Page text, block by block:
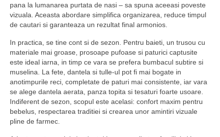
pana la lumanarea purtata de nasi – sa spuna aceeasi poveste
vizuala. Aceasta abordare simplifica organizarea, reduce timpul
de cautari si garanteaza un rezultat final armonios.
In practica, se tine cont si de sezon. Pentru baieti, un trusou cu
materiale mai groase, prosoape pufoase si paturici captusite
este ideal iarna, in timp ce vara se prefera bumbacul subtire si
muselina. La fete, dantela si tulle-ul pot fi mai bogate in
anotimpurile reci, completate de paturi mai consistente, iar vara
se alege dantela aerata, panza topita si tesaturi foarte usoare.
Indiferent de sezon, scopul este acelasi: confort maxim pentru
bebelus, respectarea traditiei si crearea unor amintiri vizuale
pline de farmec.